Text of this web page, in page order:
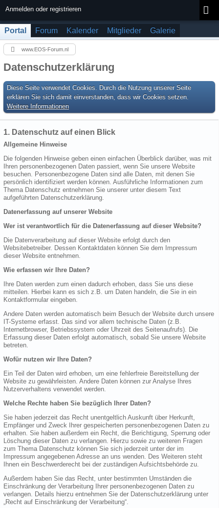
Anmelden oder registrieren
Portal Forum Kalender Mitglieder Galerie
www.EOS-Forum.nl
Datenschutzerklärung
Diese Seite verwendet Cookies. Durch die Nutzung unserer Seite
erklären Sie sich damit einverstanden, dass wir Cookies setzen.
Weitere Informationen
1. Datenschutz auf einen Blick
Allgemeine Hinweise
Die folgenden Hinweise geben einen einfachen Überblick darüber, was mit
Ihren personenbezogenen Daten passiert, wenn Sie unsere Website
besuchen. Personenbezogene Daten sind alle Daten, mit denen Sie
persönlich identifiziert werden können. Ausführliche Informationen zum
Thema Datenschutz entnehmen Sie unserer unter diesem Text
aufgeführten Datenschutzerklärung.
Datenerfassung auf unserer Website
Wer ist verantwortlich für die Datenerfassung auf dieser Website?
Die Datenverarbeitung auf dieser Website erfolgt durch den
Websitebetreiber. Dessen Kontaktdaten können Sie dem Impressum
dieser Website entnehmen.
Wie erfassen wir Ihre Daten?
Ihre Daten werden zum einen dadurch erhoben, dass Sie uns diese
mitteilen. Hierbei kann es sich z.B. um Daten handeln, die Sie in ein
Kontaktformular eingeben.
Andere Daten werden automatisch beim Besuch der Website durch unsere
IT-Systeme erfasst. Das sind vor allem technische Daten (z.B.
Internetbrowser, Betriebssystem oder Uhrzeit des Seitenaufrufs). Die
Erfassung dieser Daten erfolgt automatisch, sobald Sie unsere Website
betreten.
Wofür nutzen wir Ihre Daten?
Ein Teil der Daten wird erhoben, um eine fehlerfreie Bereitstellung der
Website zu gewährleisten. Andere Daten können zur Analyse Ihres
Nutzerverhaltens verwendet werden.
Welche Rechte haben Sie bezüglich Ihrer Daten?
Sie haben jederzeit das Recht unentgeltlich Auskunft über Herkunft,
Empfänger und Zweck Ihrer gespeicherten personenbezogenen Daten zu
erhalten. Sie haben außerdem ein Recht, die Berichtigung, Sperrung oder
Löschung dieser Daten zu verlangen. Hierzu sowie zu weiteren Fragen
zum Thema Datenschutz können Sie sich jederzeit unter der im
Impressum angegebenen Adresse an uns wenden. Des Weiteren steht
Ihnen ein Beschwerderecht bei der zuständigen Aufsichtsbehörde zu.
Außerdem haben Sie das Recht, unter bestimmten Umständen die
Einschränkung der Verarbeitung Ihrer personenbezogenen Daten zu
verlangen. Details hierzu entnehmen Sie der Datenschutzerklärung unter
„Recht auf Einschränkung der Verarbeitung“.